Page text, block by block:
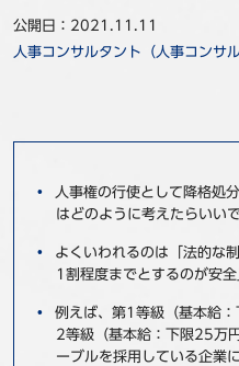
出
ニ
公開日：2021.11.11
人事コンサルタント（人事コンサ
人事権の行使として降格処
はどのように考えたらいい
よくいわれるのは「法的な
1割程度までとするのが安全
例えば、第1等級（基本給
2等級（基本給：下限25万
ーブルを採用している企業